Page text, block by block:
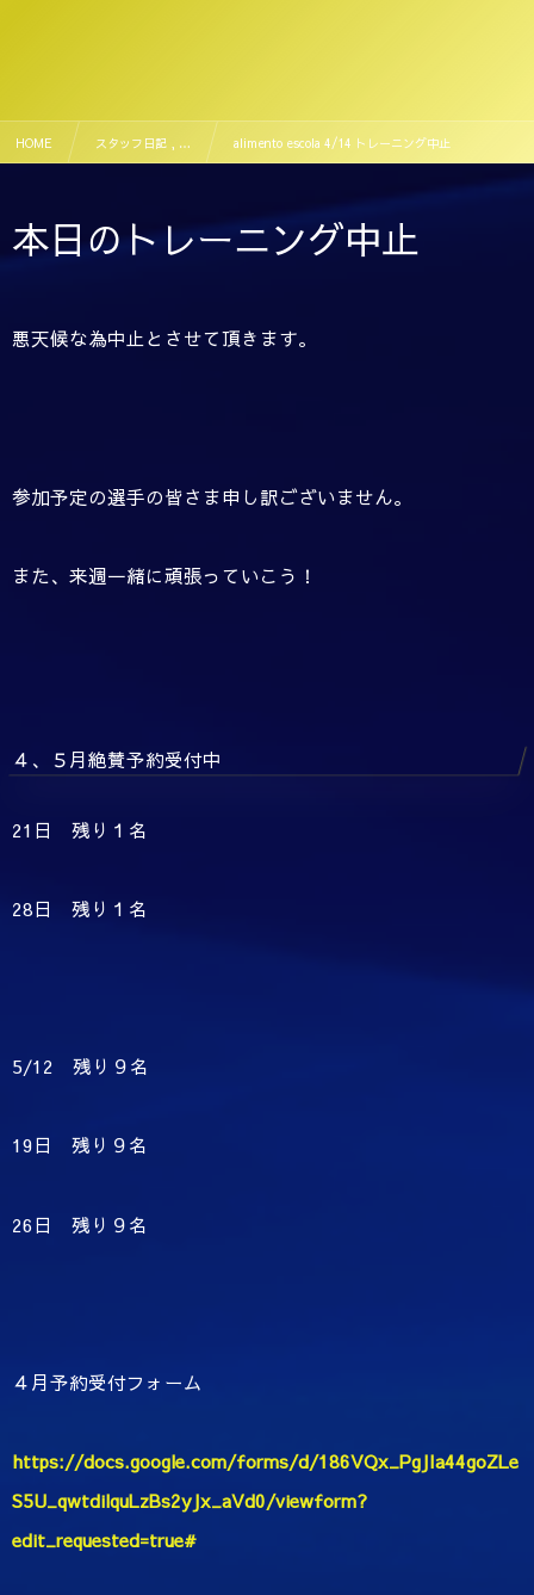
HOME スタッフ日記 , … alimento escola 4/14 トレーニング中止
本日のトレーニング中止
悪天候な為中止とさせて頂きます。
参加予定の選手の皆さま申し訳ございません。
また、来週一緒に頑張っていこう！
４、５月絶賛予約受付中
21日 残り１名
28日 残り１名
5/12 残り９名
19日 残り９名
26日 残り９名
４月予約受付フォーム
https://docs.google.com/forms/d/186VQx_PgJIa44goZLe
S5U_qwtdilquLzBs2yJx_aVd0/viewform?
edit_requested=true#